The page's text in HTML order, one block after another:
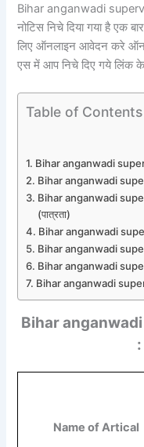
Bihar anganwadi
नोटिस निचे दिया गया है एक
लिए ऑनलाइन आवेदन करे
एस में आप निचे दिए गये लिंक
Table of Contents
Bihar anganwadi
Bihar anganwadi
Bihar anganwadi
(पात्रता)
Bihar anganwadi
Bihar anganwadi
Bihar anganwadi
Bihar anganwadi
Bihar
Name of Artical